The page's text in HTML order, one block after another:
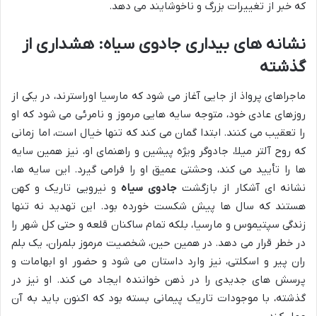
که خبر از تغییرات بزرگ و ناخوشایند می دهد.
نشانه های بیداری جادوی سیاه: هشداری از
گذشته
ماجراهای پرواذ از جایی آغاز می شود که مارسیا اوراسترند، در یکی از
روزهای عادی خود، متوجه سایه هایی مرموز و نامرئی می شود که او
را تعقیب می کنند. ابتدا گمان می کند که تنها خیال است، اما زمانی
که روح آلتر میلا، جادوگر ویژه پیشین و راهنمای او، نیز همین سایه
ها را تأیید می کند، وحشتی عمیق او را فرامی گیرد. این سایه ها،
نشانه ای آشکار از بازگشت جادوی سیاه و نیرویی تاریک و کهن
هستند که سال ها پیش شکست خورده بود. این تهدید نه تنها
زندگی سپتیموس و مارسیا، بلکه تمام ساکنان قلعه و حتی کل شهر را
در خطر قرار می دهد. در همین حین، شخصیت مرموز بلمران، یک بلم
ران پیر و اسکلتی، نیز وارد داستان می شود و حضور او ابهامات و
پرسش های جدیدی را در ذهن خواننده ایجاد می کند. او نیز در
گذشته، با موجودات تاریک پیمانی بسته بود که اکنون باید به آن